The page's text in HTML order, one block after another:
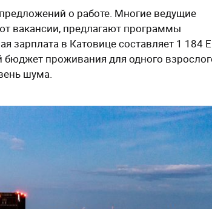
о работе. Многие ведущие
вакансии, предлагают программы
зарплата в Катовице составляет 1 184
проживания для одного
шума.